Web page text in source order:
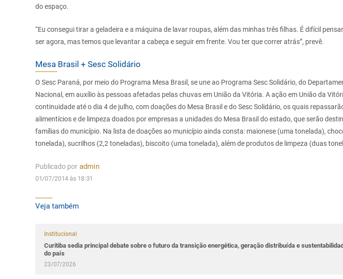
do espaço.
“Eu consegui tirar a geladeira e a máquina de lavar roupas, além das minhas três filhas. É difícil
ser agora, mas temos que levantar a cabeça e seguir em frente. Vou ter que correr atrás”, prevê.
Mesa Brasil + Sesc Solidário
O Sesc Paraná, por meio do Programa Mesa Brasil, se une ao Programa Sesc Solidário, do
Nacional, em auxílio às pessoas afetadas pelas chuvas em União da Vitória. A ação em União da
continuidade até o dia 4 de julho, com doações do Mesa Brasil e do Sesc Solidário, os quais
alimentícios e de limpeza doados por empresas a unidades do Mesa Brasil do estado, que serão
famílias do município. Na lista de doações ao município ainda consta: maionese (uma tonelada),
tonelada), sucrilhos (2,2 toneladas), biscoito (uma tonelada), além de produtos de limpeza (duas
Publicado por admin
01/07/2014 às 18:31
Veja também
Institucional
Curitiba sedia principal debate sobre o futuro da transição energética, geração distribuída e
do país
23/07/2026